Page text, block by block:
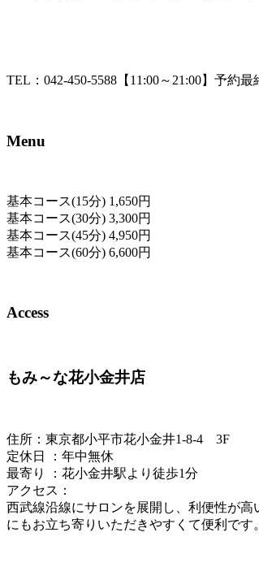
TEL：042-450-5588【11:00～21:00】予約最
Menu
基本コース(15分) 1,650円
基本コース(30分) 3,300円
基本コース(45分) 4,950円
基本コース(60分) 6,600円
Access
もみ～な花小金井店
住所：東京都小平市花小金井1-8-4 3F
定休日 ：年中無休
最寄り ：花小金井駅より徒歩1分
アクセス：
西武線沿線にサロンを展開し、利便性が
にもお立ち寄りいただきやすくて便利です。